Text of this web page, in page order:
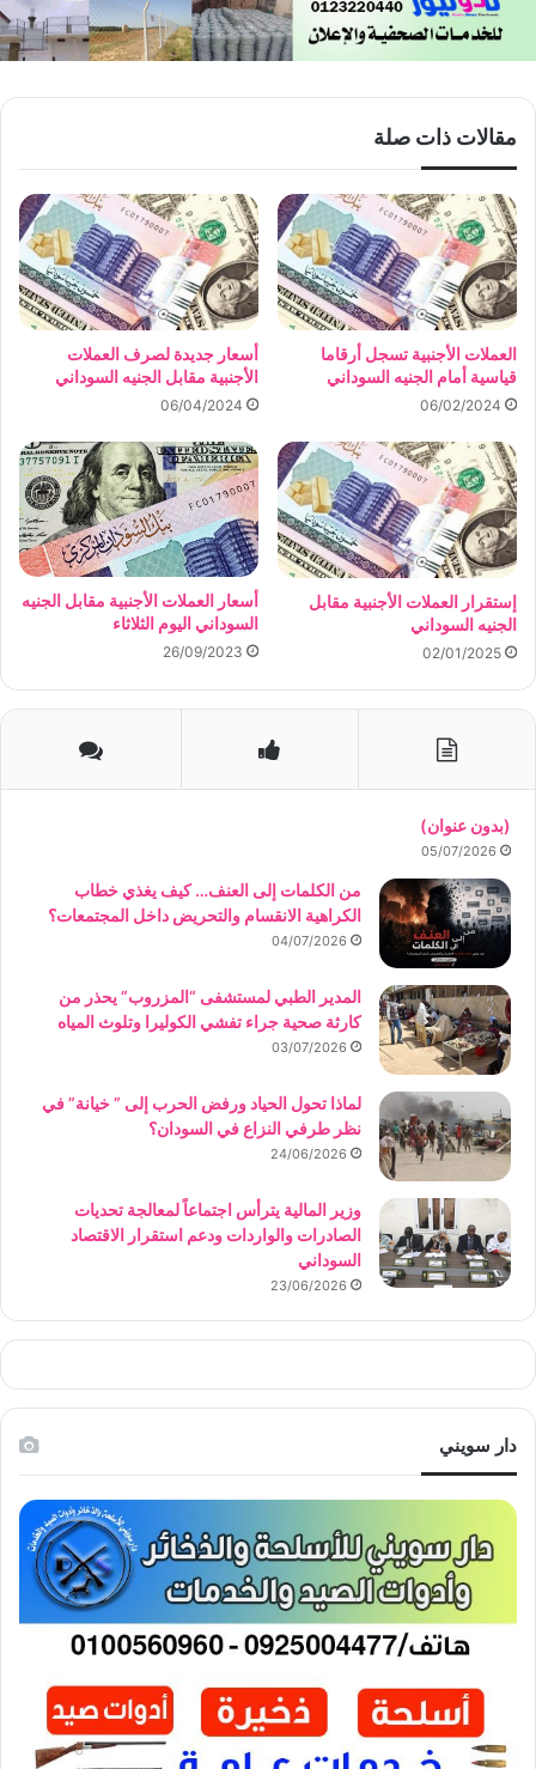
مقالات ذات صلة
العملات الأجنبية تسجل أرقاما
قياسية أمام الجنيه السوداني
06/02/2024
أسعار جديدة لصرف العملات
الأجنبية مقابل الجنيه السوداني
06/04/2024
إستقرار العملات الأجنبية مقابل
الجنيه السوداني
02/01/2025
أسعار العملات الأجنبية مقابل الجنيه
السوداني اليوم الثلاثاء
26/09/2023
(بدون عنوان)
05/07/2026
من الكلمات إلى العنف… كيف يغذي خطاب
الكراهية الانقسام والتحريض داخل المجتمعات؟
04/07/2026
المدير الطبي لمستشفى “المزروب” يحذر من
كارثة صحية جراء تفشي الكوليرا وتلوث المياه
03/07/2026
لماذا تحول الحياد ورفض الحرب إلى ” خيانة” في
نظر طرفي النزاع في السودان؟
24/06/2026
وزير المالية يترأس اجتماعاً لمعالجة تحديات
الصادرات والواردات ودعم استقرار الاقتصاد
السوداني
23/06/2026
دار سويني